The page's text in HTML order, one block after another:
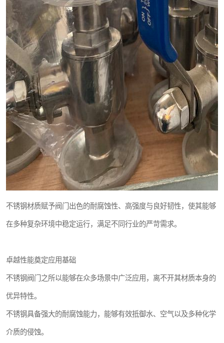
不锈钢材质赋予阀门出色的耐腐蚀性、高强度与良好韧性，使其能够
在多种复杂环境中稳定运行，满足不同行业的严苛需求。
卓越性能奠定应用基础
不锈钢阀门之所以能够在众多场景中广泛应用，离不开其材质本身的
优异特性。
不锈钢具备强大的耐腐蚀能力，能够有效抵御水、空气以及多种化学
介质的侵蚀。